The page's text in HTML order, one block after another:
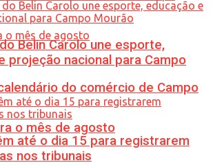
do comércio de Campo
o mês de agosto
Belin Carolo une esporte,
projeção nacional para Campo
até o dia 15 para registrarem
nos tribunais